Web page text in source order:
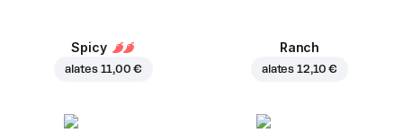
Spicy
alates 11,00 €
Ranch
alates 12,10 €